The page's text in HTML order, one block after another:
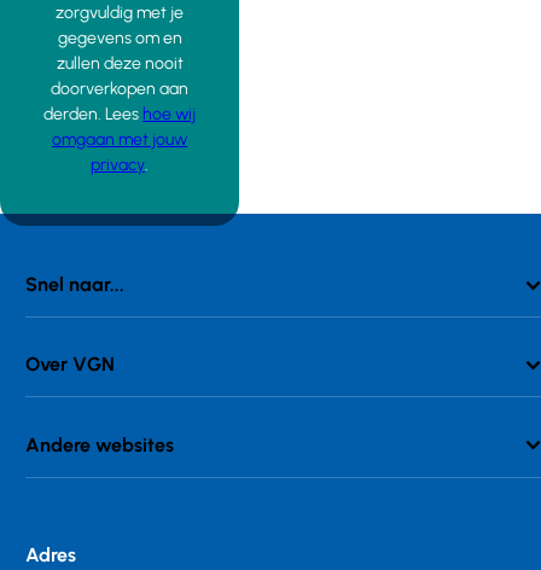
zorgvuldig met je
gegevens om en
zullen deze nooit
doorverkopen aan
derden. Lees hoe wij
omgaan met jouw
privacy.
Snel naar...
Over VGN
Andere websites
Adres